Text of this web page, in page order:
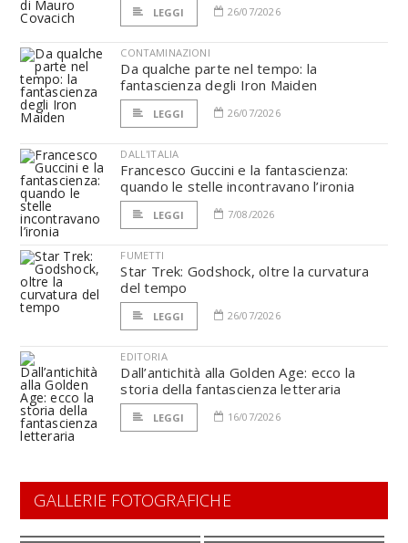
LEGGI 26/07/2026
CONTAMINAZIONI
Da qualche parte nel tempo: la
fantascienza degli Iron Maiden
LEGGI 26/07/2026
DALL'ITALIA
Francesco Guccini e la fantascienza:
quando le stelle incontravano l’ironia
LEGGI 7/08/2026
FUMETTI
Star Trek: Godshock, oltre la curvatura
del tempo
LEGGI 26/07/2026
EDITORIA
Dall’antichità alla Golden Age: ecco la
storia della fantascienza letteraria
LEGGI 16/07/2026
GALLERIE FOTOGRAFICHE